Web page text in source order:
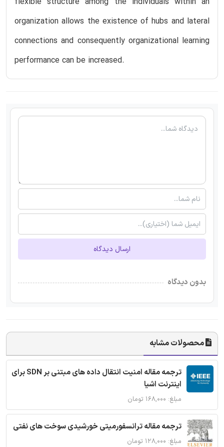
organization allows the existence of hubs and lateral
connections and consequently organizational learning
performance can be increased.
ارسال دیدگاه
بدون دیدگاه
محصولات مشابه
ترجمه مقاله امنیت انتقال داده های مبتنی بر SDN برای
اینترنت اشیا
مبلغ: ۱۶۸,۰۰۰ تومان
ترجمه مقاله ترانسفورمیتی خورشیدی سوخت های نفتی
مبلغ: ۱۲۸,۰۰۰ تومان